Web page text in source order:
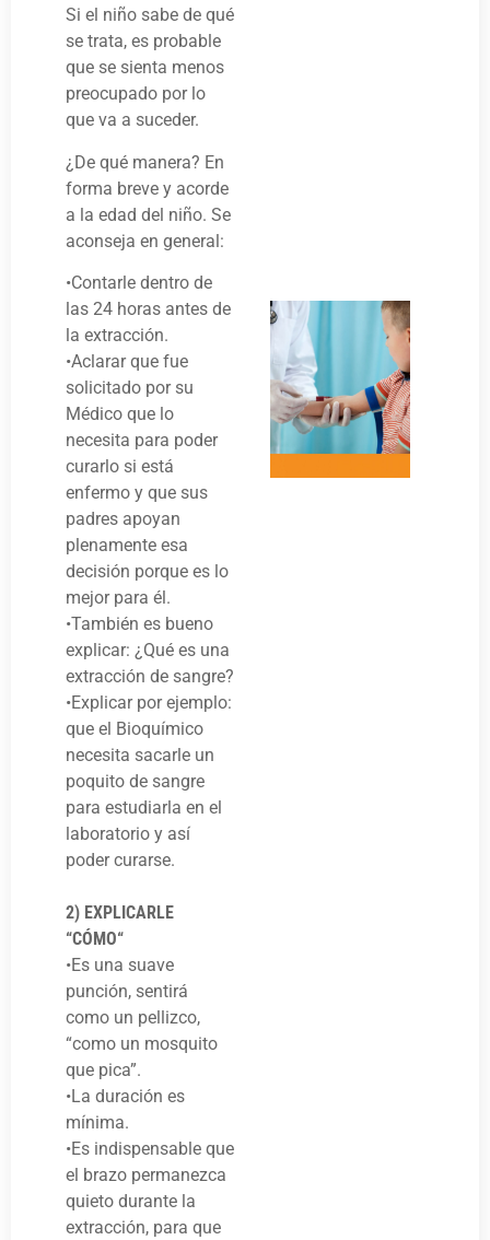
Si el niño sabe de qué
se trata, es probable
que se sienta menos
preocupado por lo
que va a suceder.
¿De qué manera? En
forma breve y acorde
a la edad del niño. Se
aconseja en general:
•Contarle dentro de
las 24 horas antes de
la extracción.
•Aclarar que fue
solicitado por su
Médico que lo
necesita para poder
curarlo si está
enfermo y que sus
padres apoyan
plenamente esa
decisión porque es lo
mejor para él.
•También es bueno
explicar: ¿Qué es una
extracción de sangre?
•Explicar por ejemplo:
que el Bioquímico
necesita sacarle un
poquito de sangre
para estudiarla en el
laboratorio y así
poder curarse.
2) EXPLICARLE
“CÓMO“
•Es una suave
punción, sentirá
como un pellizco,
“como un mosquito
que pica”.
•La duración es
mínima.
•Es indispensable que
el brazo permanezca
quieto durante la
extracción, para que